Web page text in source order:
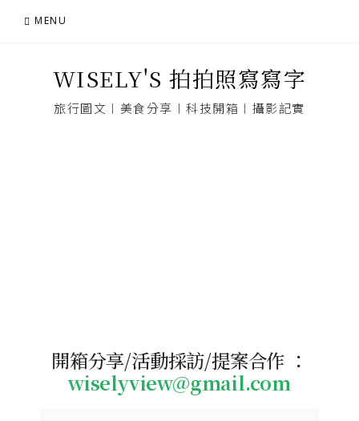
MENU
WISELY'S 拍拍照寫寫字
旅行圖文︱美食分享︱科技開箱︱攝影記實
開箱分享/活動採訪/提案合作 ：
wiselyview@gmail.com